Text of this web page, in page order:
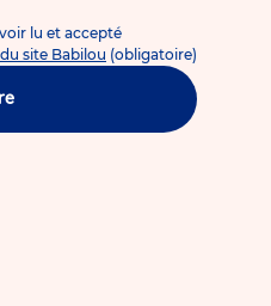
lu et accepté
site Babilou (obligatoire)